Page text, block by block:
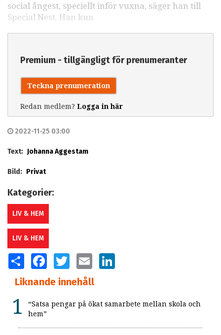
social ångest, speciellt inför vuxna, säger han till
Special Nest. Han kun
Premium - tillgängligt för prenumeranter
Teckna prenumeration
Redan medlem? Logga in här
2022-11-25 03:00
Text: Johanna Aggestam
Bild: Privat
Kategorier:
LIV & HEM
LIV & HEM
SHARE FACEBOOKTWITTER EMAIL
Liknande innehåll
“Satsa pengar på ökat samarbete mellan skola och
hem”